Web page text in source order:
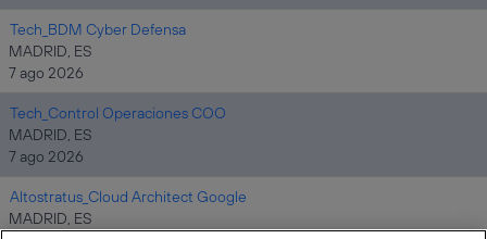
Tech_BDM Cyber Defensa
MADRID, ES
7 ago 2026
Tech_Control Operaciones COO
MADRID, ES
7 ago 2026
Altostratus_Cloud Architect Google
MADRID, ES